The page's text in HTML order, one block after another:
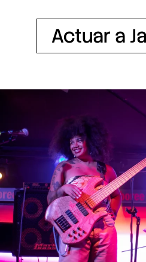
Actuar a